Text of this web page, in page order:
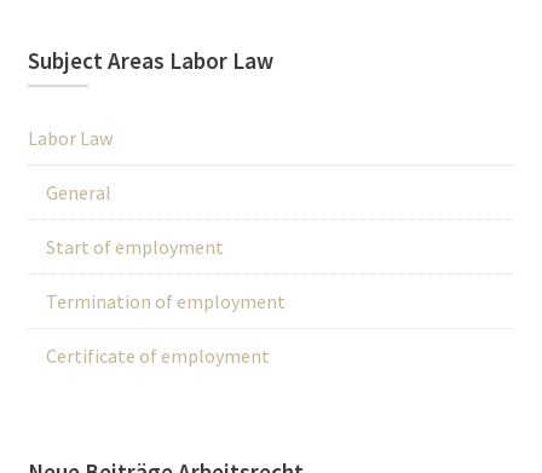
Subject Areas Labor Law
Labor Law
General
Start of employment
Termination of employment
Certificate of employment